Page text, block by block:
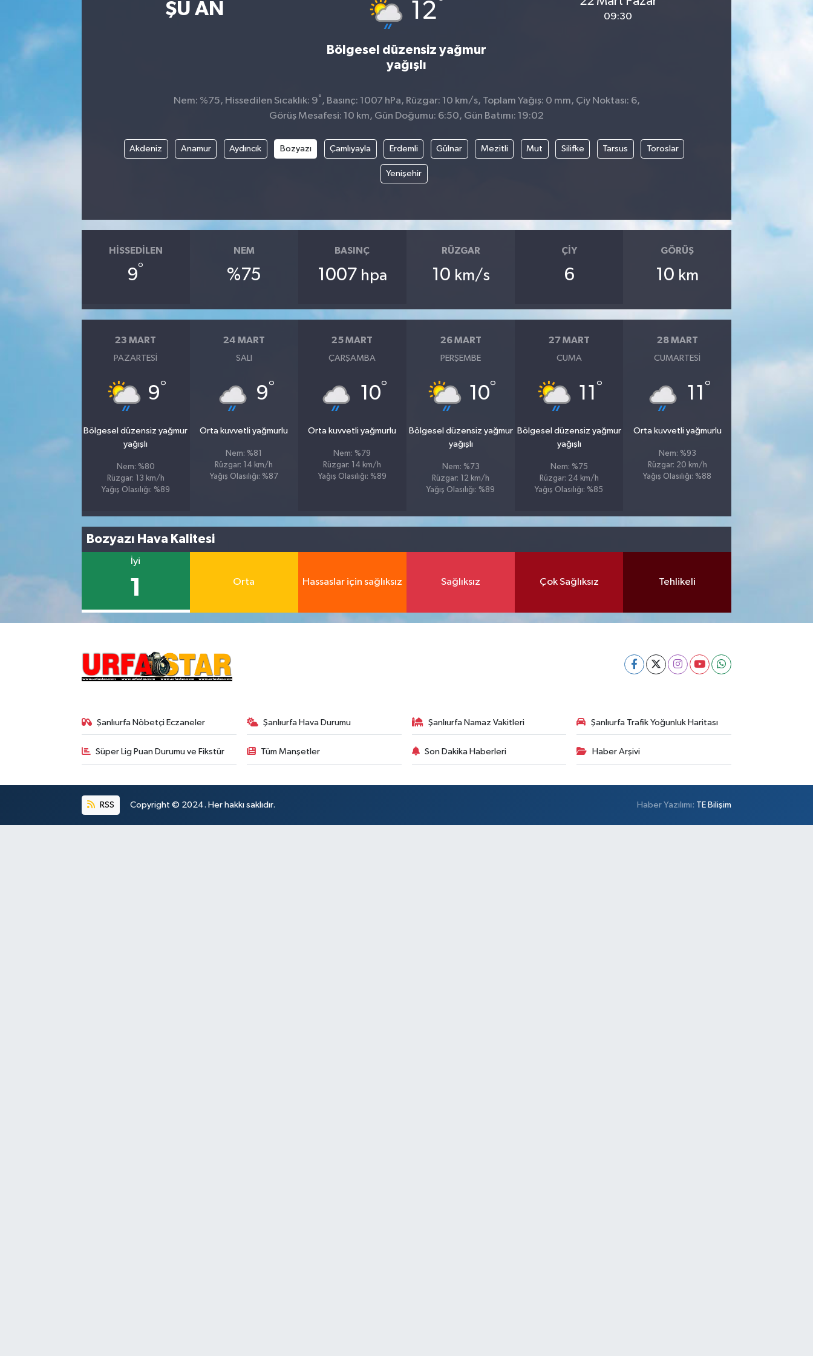
ŞU AN 12
Bölgesel düzensiz yağmur
yağışlı
09:30
Nem: %75, Hissedilen Sıcaklık: 9° , Basınç: 1007 hPa, Rüzgar: 10 km/s, Toplam Yağış: 0 mm, Çiy Noktası: 6,
Görüş Mesafesi: 10 km, Gün Doğumu: 6:50, Gün Batımı: 19:02
Akdeniz Anamur Aydıncık Bozyazı Çamlıyayla Erdemli Gülnar Mezitli Mut Silifke Tarsus Toroslar
Yenişehir
HISSEDILEN
9°
NEM
%75
BASINÇ
1007 hpa
RÜZGAR
10 km/s
ÇIY
6
GÖRÜŞ
10 km
23 MART
PAZARTESI
9°
Bölgesel düzensiz yağmur
yağışlı
Nem: %80
Rüzgar: 13 km/h
Yağış Olasılığı: %89
24 MART
SALI
9°
Orta kuvvetli yağmurlu
Nem: %81
Rüzgar: 14 km/h
Yağış Olasılığı: %87
25 MART
ÇARŞAMBA
10°
Orta kuvvetli yağmurlu
Nem: %79
Rüzgar: 14 km/h
Yağış Olasılığı: %89
26 MART
PERŞEMBE
10°
Bölgesel düzensiz yağmur
yağışlı
Nem: %73
Rüzgar: 12 km/h
Yağış Olasılığı: %89
27 MART
CUMA
11 °
Bölgesel düzensiz yağmur
yağışlı
Nem: %75
Rüzgar: 24 km/h
Yağış Olasılığı: %85
28 MART
CUMARTESI
11 °
Orta kuvvetli yağmurlu
Nem: %93
Rüzgar: 20 km/h
Yağış Olasılığı: %88
Bozyazı Hava Kalitesi
İyi
1 Orta Hassaslar için sağlıksız Sağlıksız Çok Sağlıksız Tehlikeli
Şanlıurfa Nöbetçi Eczaneler Şanlıurfa Hava Durumu Şanlıurfa Namaz Vakitleri Şanlıurfa Trafik Yoğunluk Haritası
Süper Lig Puan Durumu ve Fikstür Tüm Manşetler Son Dakika Haberleri Haber Arşivi
RSS Copyright © 2024. Her hakkı saklıdır. Haber Yazılımı: TE Bilişim